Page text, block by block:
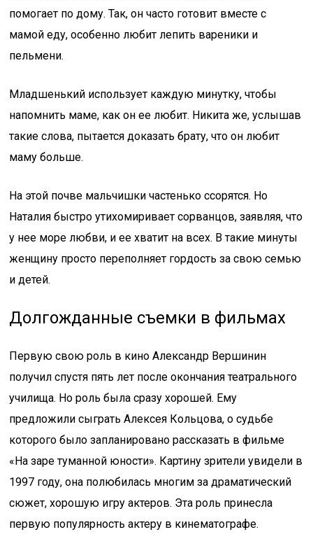
помогает по дому. Так, он часто готовит вместе с
мамой еду, особенно любит лепить вареники и
пельмени.
Младшенький использует каждую минутку, чтобы
напомнить маме, как он ее любит. Никита же, услышав
такие слова, пытается доказать брату, что он любит
маму больше.
На этой почве мальчишки частенько ссорятся. Но
Наталия быстро утихомиривает сорванцов, заявляя, что
у нее море любви, и ее хватит на всех. В такие минуты
женщину просто переполняет гордость за свою семью
и детей.
Долгожданные съемки в фильмах
Первую свою роль в кино Александр Вершинин
получил спустя пять лет после окончания театрального
училища. Но роль была сразу хорошей. Ему
предложили сыграть Алексея Кольцова, о судьбе
которого было запланировано рассказать в фильме
«На заре туманной юности». Картину зрители увидели в
1997 году, она полюбилась многим за драматический
сюжет, хорошую игру актеров. Эта роль принесла
первую популярность актеру в кинематографе.